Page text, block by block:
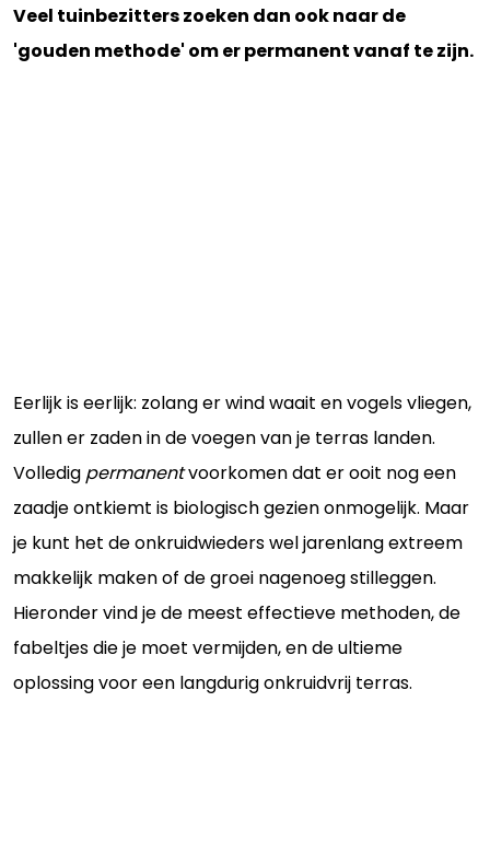
Veel tuinbezitters zoeken dan ook naar de
'gouden methode' om er permanent vanaf te zijn.
Eerlijk is eerlijk: zolang er wind waait en vogels vliegen,
zullen er zaden in de voegen van je terras landen.
Volledig permanentvoorkomen dat er ooit nog een
zaadje ontkiemt is biologisch gezien onmogelijk. Maar
je kunt het de onkruidwieders wel jarenlang extreem
makkelijk maken of de groei nagenoeg stilleggen.
Hieronder vind je de meest effectieve methoden, de
fabeltjes die je moet vermijden, en de ultieme
oplossing voor een langdurig onkruidvrij terras.